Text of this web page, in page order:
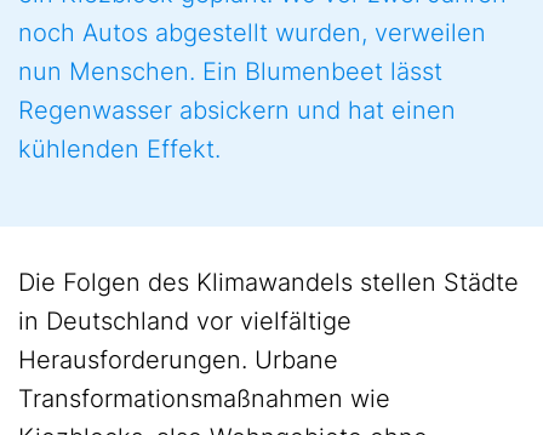
noch Autos abgestellt wurden, verweilen
nun Menschen. Ein Blumenbeet lässt
Regenwasser absickern und hat einen
kühlenden Effekt.
Die Folgen des Klimawandels stellen Städte
in Deutschland vor vielfältige
Herausforderungen. Urbane
Transformationsmaßnahmen wie